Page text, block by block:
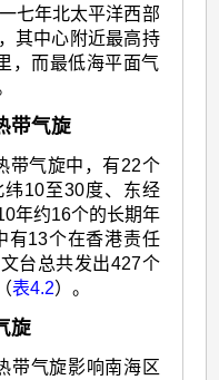
七年北太平洋西部
其中心附近最高持
，而最低海平面气
带气旋
带气旋中，有22个
10至30度、东经
年约16个的长期年
有13个在香港责任
台总共发出427个
表4.2）。
旋
带气旋影响南海区